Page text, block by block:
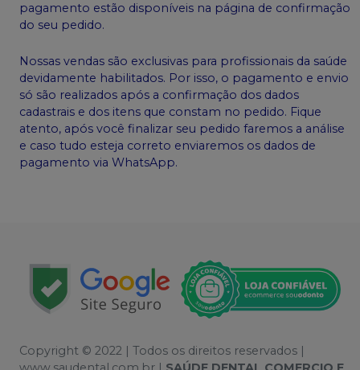
pagamento estão disponíveis na página de confirmação
do seu pedido.
Nossas vendas são exclusivas para profissionais da saúde
devidamente habilitados. Por isso, o pagamento e envio
só são realizados após a confirmação dos dados
cadastrais e dos itens que constam no pedido. Fique
atento, após você finalizar seu pedido faremos a análise
e caso tudo esteja correto enviaremos os dados de
pagamento via WhatsApp.
Copyright © 2022 | Todos os direitos reservados |